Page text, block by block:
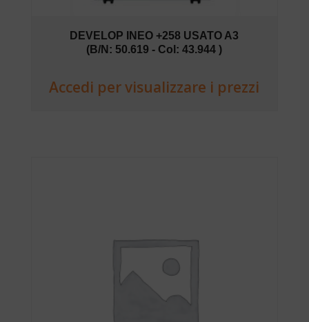
DEVELOP INEO +258 USATO A3
(B/N: 50.619 - Col: 43.944 )
Accedi per visualizzare i prezzi